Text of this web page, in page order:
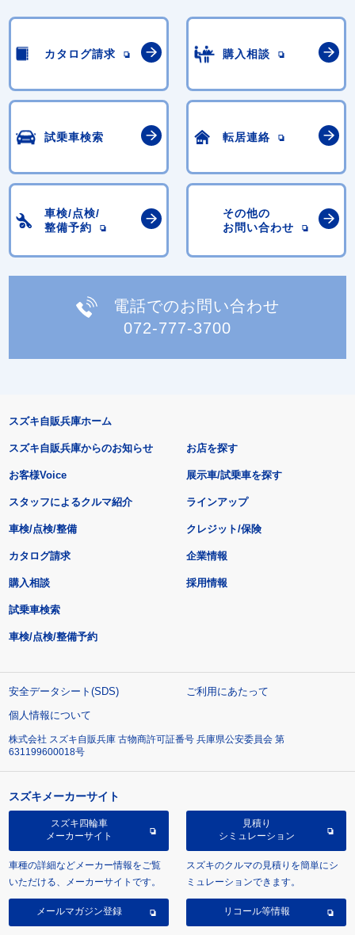
カタログ請求 購入相談
試乗車検索 転居連絡
車検/点検/
整備予約
その他の
お問い合わせ
電話でのお問い合わせ
072-777-3700
スズキ自販兵庫ホーム
スズキ自販兵庫からのお知らせ
お客様Voice
スタッフによるクルマ紹介
お店を探す
展示車/試乗車を探す
ラインアップ
車検/点検/整備 クレジット/保険
カタログ請求
購入相談
試乗車検索
車検/点検/整備予約
企業情報
採用情報
安全データシート(SDS)
ご利用にあたって
個人情報について
株式会社 スズキ自販兵庫 古物商許可証番号 兵庫県公安委員会 第
631199600018号
スズキメーカーサイト
スズキ四輪車
メーカーサイト
車種の詳細などメーカー情報をご覧
いただける、メーカーサイトです。
見積り
シミュレーション
スズキのクルマの見積りを簡単にシ
ミュレーションできます。
メールマガジン登録 リコール等情報